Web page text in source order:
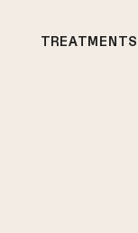
TREATMENTS